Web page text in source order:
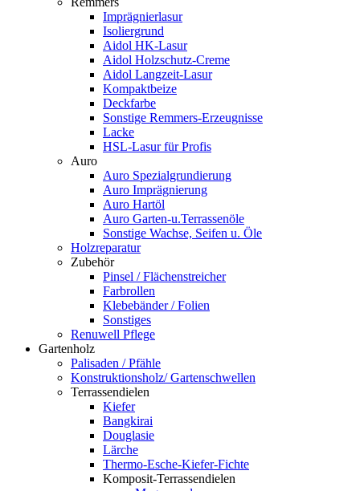
Imprägnierlasur
Isoliergrund
Aidol HK-Lasur
Aidol Holzschutz-Creme
Aidol Langzeit-Lasur
Kompaktbeize
Deckfarbe
Sonstige Remmers-Erzeugnisse
Lacke
HSL-Lasur für Profis
Auro
Auro Spezialgrundierung
Auro Imprägnierung
Auro Hartöl
Auro Garten-u.Terrassenöle
Sonstige Wachse, Seifen u. Öle
Holzreparatur
Zubehör
Pinsel / Flächenstreicher
Farbrollen
Klebebänder / Folien
Sonstiges
Renuwell Pflege
Gartenholz
Palisaden / Pfähle
Konstruktionsholz/ Gartenschwellen
Terrassendielen
Kiefer
Bangkirai
Douglasie
Lärche
Thermo-Esche-Kiefer-Fichte
Komposit-Terrassendielen